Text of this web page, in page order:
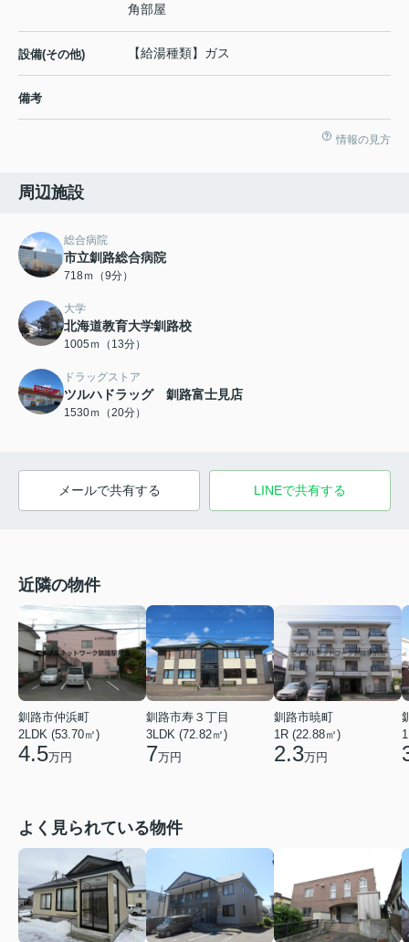
角部屋
設備(その他) 【給湯種類】ガス
備考
情報の見方
周辺施設
総合病院
市立釧路総合病院
718ｍ（9分）
大学
北海道教育大学釧路校
1005ｍ（13分）
ドラッグストア
ツルハドラッグ 釧路富士見店
1530ｍ（20分）
メールで共有する LINEで共有する
近隣の物件
釧路市仲浜町
2LDK (53.70㎡)
4.5万円
釧路市寿３丁目
3LDK (72.82㎡)
7万円
釧路市暁町
1R (22.88㎡)
2.3万円
よく見られている物件